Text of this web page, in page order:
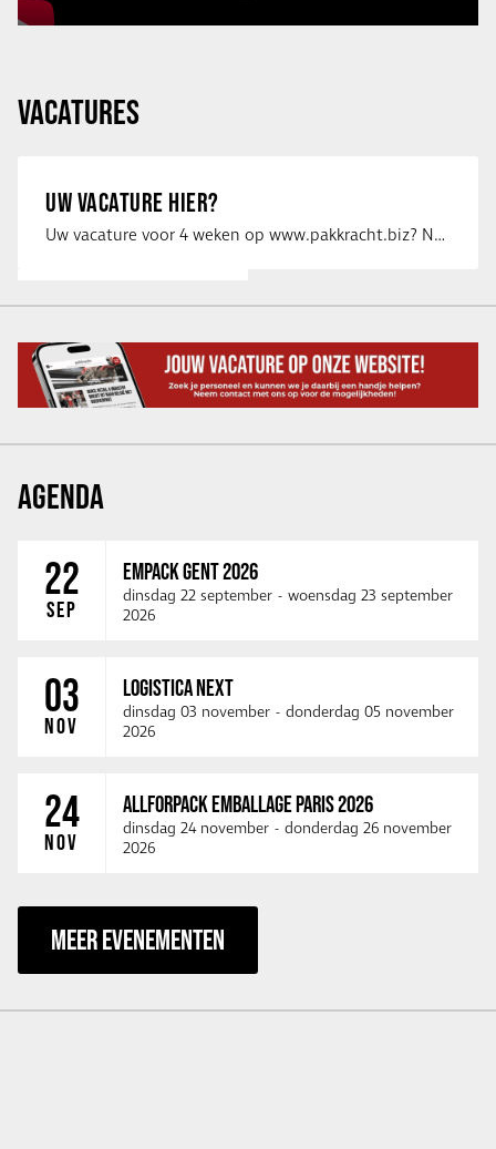
VACATURES
UW VACATURE HIER?
Uw vacature voor 4 weken op www.pakkracht.biz? Neem dan contact op met Yannick van …
AGENDA
22
SEP
EMPACK GENT 2026
dinsdag 22 september - woensdag 23 september
2026
03
NOV
LOGISTICA NEXT
dinsdag 03 november - donderdag 05 november
2026
24
NOV
ALLFORPACK EMBALLAGE PARIS 2026
dinsdag 24 november - donderdag 26 november
2026
MEER EVENEMENTEN